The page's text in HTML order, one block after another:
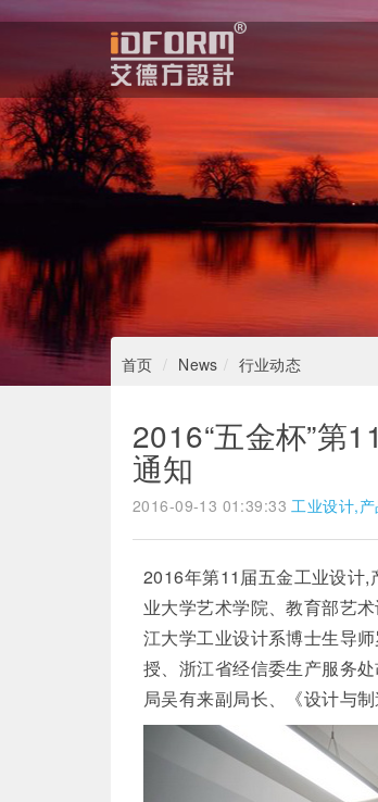
首页 News 行业动态
2016“五金杯”第
通知
2016-09-13 01:39:33 工业设计,
2016年第11届五金工业设计,
业大学艺术学院、教育部艺
江大学工业设计系博士生导
授、浙江省经信委生产服务
局吴有来副局长、《设计与